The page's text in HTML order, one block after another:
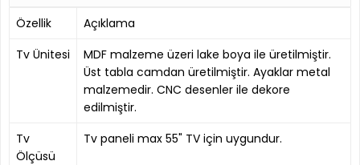
Özellik
Açıklama
Tv Ünitesi
MDF malzeme üzeri lake boya ile üretilmiştir.
Üst tabla camdan üretilmiştir. Ayaklar metal
malzemedir. CNC desenler ile dekore
edilmiştir.
Tv
Ölçüsü
Tv paneli max 55" TV için uygundur.